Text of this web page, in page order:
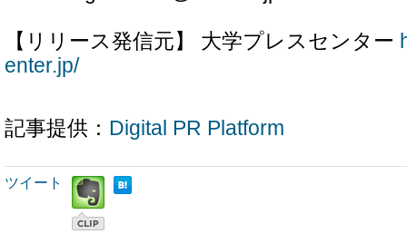
【リリース発信元】 大学プレスセンター
enter.jp/
記事提供： Digital PR Platform
ツイート